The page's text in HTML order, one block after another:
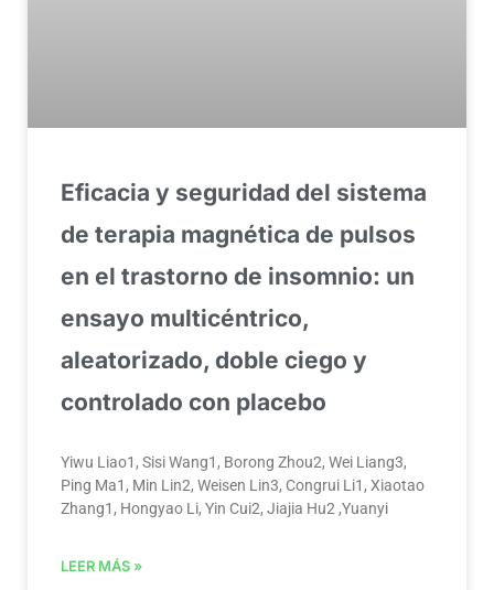
Eficacia y seguridad del sistema
de terapia magnética de pulsos
en el trastorno de insomnio: un
ensayo multicéntrico,
aleatorizado, doble ciego y
controlado con placebo
Yiwu Liao1, Sisi Wang1, Borong Zhou2, Wei Liang3,
Ping Ma1, Min Lin2, Weisen Lin3, Congrui Li1, Xiaotao
Zhang1, Hongyao Li, Yin Cui2, Jiajia Hu2 ,Yuanyi
LEER MÁS »